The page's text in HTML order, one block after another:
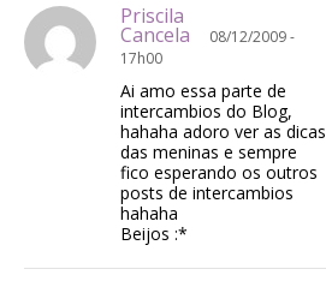
Priscila
Cancela
08/12/2009 -
17h00
Ai amo essa parte de
intercambios do Blog,
hahaha adoro ver as dicas
das meninas e sempre
fico esperando os outros
posts de intercambios
hahaha
Beijos :*